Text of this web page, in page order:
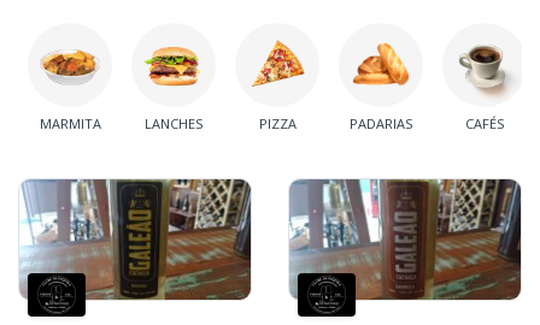
MARMITA LANCHES PIZZA PADARIAS CAFÉS